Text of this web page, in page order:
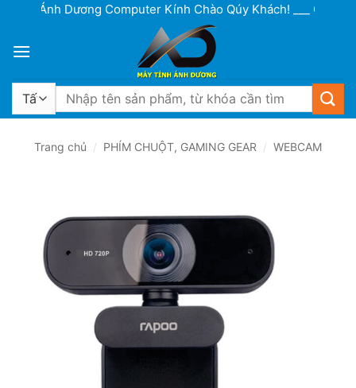
nội
Ánh Dương Computer Kính Chào Qúy Khách! ___ Cơ sở
Tìm
kiếm:
Trang chủ / PHÍM CHUỘT, GAMING GEAR / WEBCAM